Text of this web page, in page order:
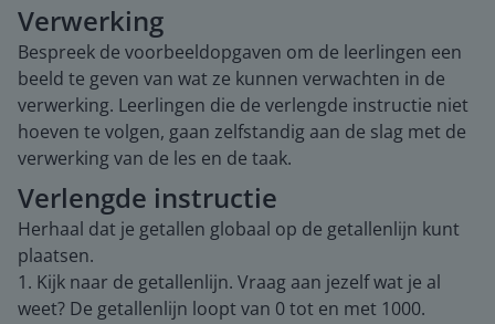
Verwerking
Bespreek de voorbeeldopgaven om de leerlingen een
beeld te geven van wat ze kunnen verwachten in de
verwerking. Leerlingen die de verlengde instructie niet
hoeven te volgen, gaan zelfstandig aan de slag met de
verwerking van de les en de taak.
Verlengde instructie
Herhaal dat je getallen globaal op de getallenlijn kunt
plaatsen.
1. Kijk naar de getallenlijn. Vraag aan jezelf wat je al
weet? De getallenlijn loopt van 0 tot en met 1000.